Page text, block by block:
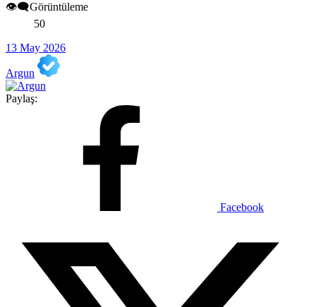
👁️‍🗨️Görüntüleme
50
13 May 2026
Argun
Paylaş:
Facebook